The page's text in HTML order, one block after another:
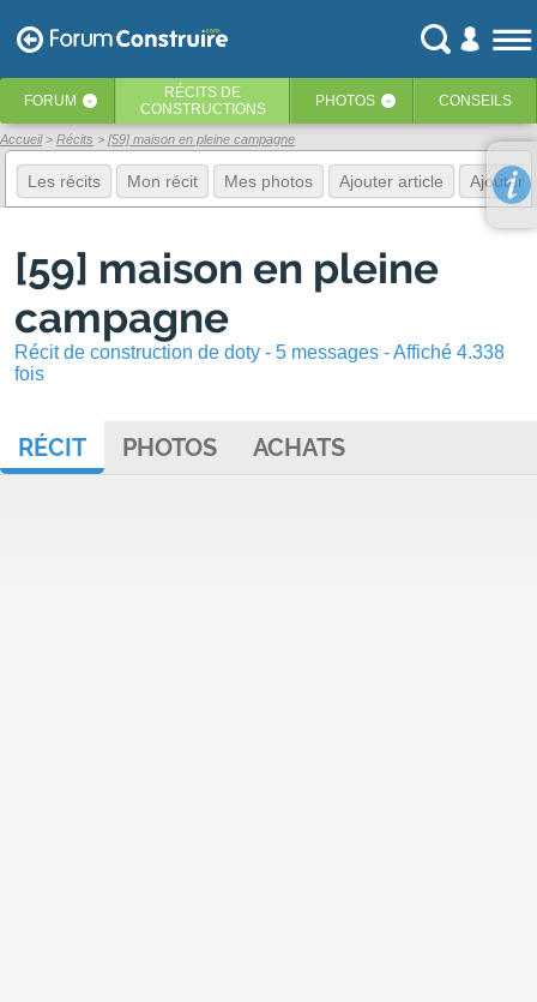
FORUM ‹ RÉCITS DE
CONSTRUCTIONS
PHOTOS ‹ CONSEILS
Accueil Récits [59] maison en pleine campagne
Les récits Mon récit Mes photos Ajouter article Ajouter
[59] maison en pleine
campagne
Récit de construction de doty - 5 messages - Affiché 4.338
fois
RÉCIT PHOTOS ACHATS